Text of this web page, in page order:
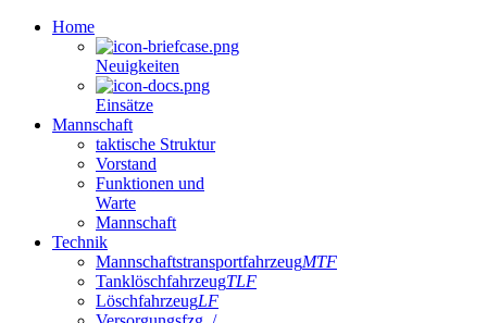
Home
Neuigkeiten
Einsätze
Mannschaft
taktische Struktur
Vorstand
Funktionen und
Warte
Mannschaft
Technik
MannschaftstransportfahrzeugMTF
TanklöschfahrzeugTLF
LöschfahrzeugLF